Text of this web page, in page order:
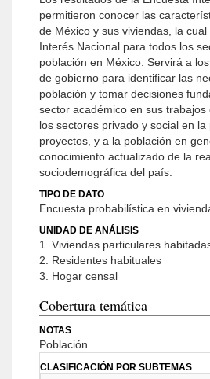
permitieron conocer las
de México y sus viviendas, la
Interés Nacional para todos los
población en México. Servirá a
de gobierno para identificar las
población y tomar decisiones
sector académico en sus trabajos
los sectores privado y social en
proyectos, y a la población en
conocimiento actualizado de la
sociodemográfica del país.
TIPO DE DATO
Encuesta probabilística en
UNIDAD DE ANÁLISIS
1. Viviendas particulares
2. Residentes habituales
3. Hogar censal
Cobertura temática
NOTAS
Población
CLASIFICACIÓN POR SUBTEMAS